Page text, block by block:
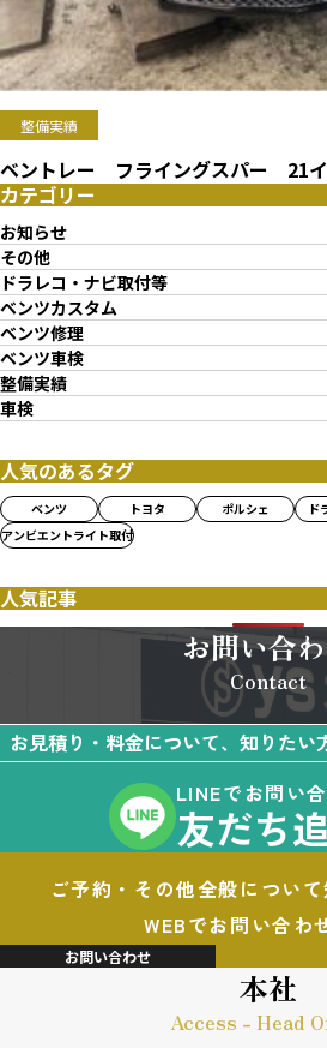
整備実績
ベントレー フライングスパー 21
カテゴリー
お知らせ
その他
ドラレコ・ナビ取付等
ベンツカスタム
ベンツ修理
ベンツ車検
整備実績
車検
人気のあるタグ
ベンツ トヨタ ポルシェ ド
アンビエントライト取付
人気記事
お問い合
Contact
お見積り・料金について、知りたい
LINEでお問い
友だち
ご予約・その他全般につい
WEBでお問い合わ
お問い合わせ
本社
Access - Head